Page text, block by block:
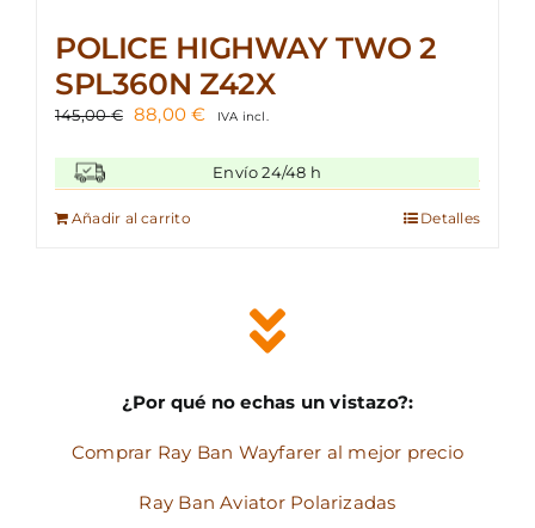
POLICE HIGHWAY TWO 2
SPL360N Z42X
145,00€ El
original
era:
145,00 €.
88,00€ El
actual
es:
IVA incl.
Envío 24/48 h
Añadir al carrito Detalles
¿Por qué no echas un vistazo?:
Comprar Ray Ban Wayfarer al mejor precio
Ray Ban Aviator Polarizadas